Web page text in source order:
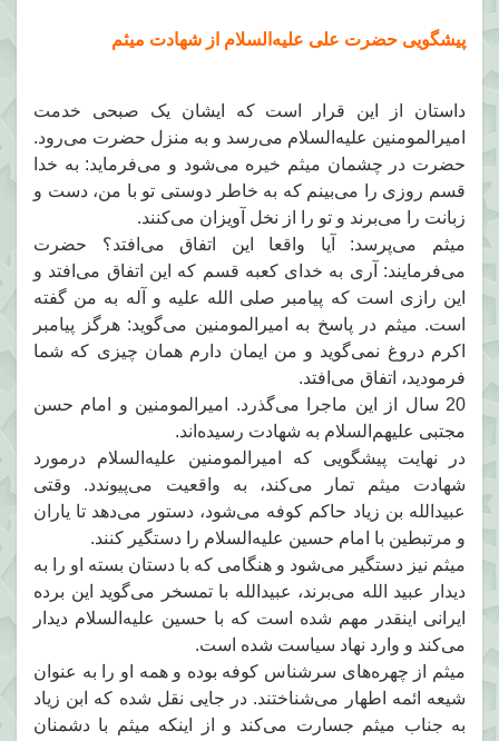
پیشگویی حضرت علی علیه‌السلام از شهادت میثم
داستان از این قرار است که ایشان یک صبحی خدمت
امیرالمومنین علیه‌السلام می‌رسد و به منزل حضرت می‌رود.
حضرت در چشمان میثم خیره می‌شود و می‌فرماید: به خدا
قسم روزی را می‌بینم که به خاطر دوستی تو با من، دست و
زبانت را می‌برند و تو را از نخل آویزان می‌کنند.
میثم می‌پرسد: آیا واقعا این اتفاق می‌‌افتد؟ حضرت
می‌فرمایند: آری به خدای کعبه قسم که این اتفاق می‌افتد و
این رازی است که پیامبر صلی الله علیه و آله به من گفته
است. میثم در پاسخ به امیرالمومنین می‌گوید: هرگز پیامبر
اکرم دروغ نمی‌گوید و من ایمان دارم همان چیزی که شما
فرمودید، اتفاق می‌افتد.
20 سال از این ماجرا می‌گذرد. امیرالمومنین و امام حسن
مجتبی علیهم‌السلام به شهادت رسیده‌اند.
در نهایت پیشگویی که امیرالمومنین علیه‌السلام درمورد
شهادت میثم تمار می‌کند، به واقعیت می‌پیوندد. وقتی
عبیدالله بن زیاد حاکم کوفه می‌شود، دستور می‌دهد تا یاران
و مرتبطین با امام حسین علیه‌السلام را دستگیر کنند.
میثم نیز دستگیر می‌شود و هنگامی که با دستان بسته او را به
دیدار عبید الله می‌برند، عبیدالله با تمسخر می‌گوید این برده
ایرانی اینقدر مهم شده است که با حسین علیه‌السلام دیدار
می‌کند و وارد نهاد سیاست شده است.
میثم از چهره‌های سرشناس کوفه بوده و همه او را به عنوان
شیعه ائمه اطهار می‌شناختند. در جایی نقل شده که ابن زیاد
به جناب میثم جسارت می‌کند و از اینکه میثم با دشمنان